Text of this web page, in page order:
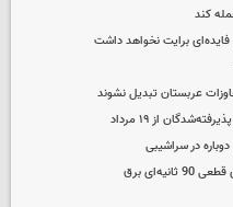
کند
برایت نخواهد داشت
عربستان تبدیل نشوند
از ۱۹ مرداد
در سراشیبی
برق